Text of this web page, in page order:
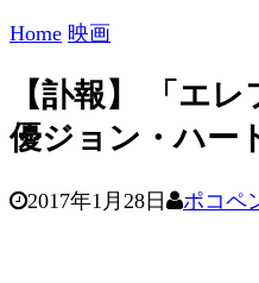
Home 映画
【訃報】 「エ
優ジョン・ハー
2017年1月28日 ポコペ